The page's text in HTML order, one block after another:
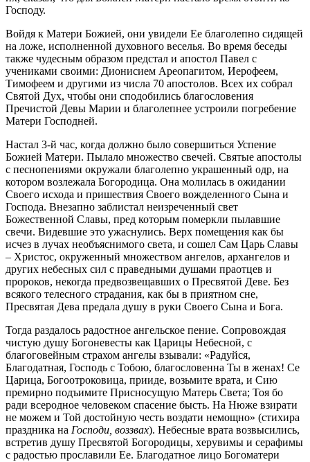
Господу.
Войдя к Матери Божией, они увидели Ее благолепно сидящей
на ложе, исполненной духовного веселья. Во время беседы
также чудесным образом предстал и апостол Павел с
учениками своими: Дионисием Ареопагитом, Иерофеем,
Тимофеем и другими из числа 70 апостолов. Всех их собрал
Святой Дух, чтобы они сподобились благословения
Пречистой Девы Марии и благолепнее устроили погребение
Матери Господней.
Настал 3-й час, когда должно было совершиться Успение
Божией Матери. Пылало множество свечей. Святые апостолы
с песнопениями окружали благолепно украшенный одр, на
котором возлежала Богородица. Она молилась в ожидании
Своего исхода и пришествия Своего вожделенного Сына и
Господа. Внезапно заблистал неизреченный свет
Божественной Славы, пред которым померкли пылавшие
свечи. Видевшие это ужаснулись. Верх помещения как бы
исчез в лучах необъяснимого света, и сошел Сам Царь Славы
– Христос, окруженный множеством ангелов, архангелов и
других небесных сил с праведными душами праотцев и
пророков, некогда предвозвещавших о Пресвятой Деве. Без
всякого телесного страдания, как бы в приятном сне,
Пресвятая Дева предала душу в руки Своего Сына и Бога.
Тогда раздалось радостное ангельское пение. Сопровождая
чистую душу Богоневесты как Царицы Небесной, с
благоговейным страхом ангелы взывали: «Радуйся,
Благодатная, Господь с Тобою, благословенна Ты в женах! Се
Царица, Богоотроковица, прииде, возьмите врата, и Сию
премирно подъимите Присносущую Матерь Света; Тоя бо
ради всеродное человеком спасение бысть. На Нюже взирати
не можем и Той достойную честь воздати немощно» (стихира
праздника на Господи, воззвах). Небесные врата возвысились,
встретив душу Пресвятой Богородицы, херувимы и серафимы
с радостью прославили Ее. Благодатное лицо Богоматери